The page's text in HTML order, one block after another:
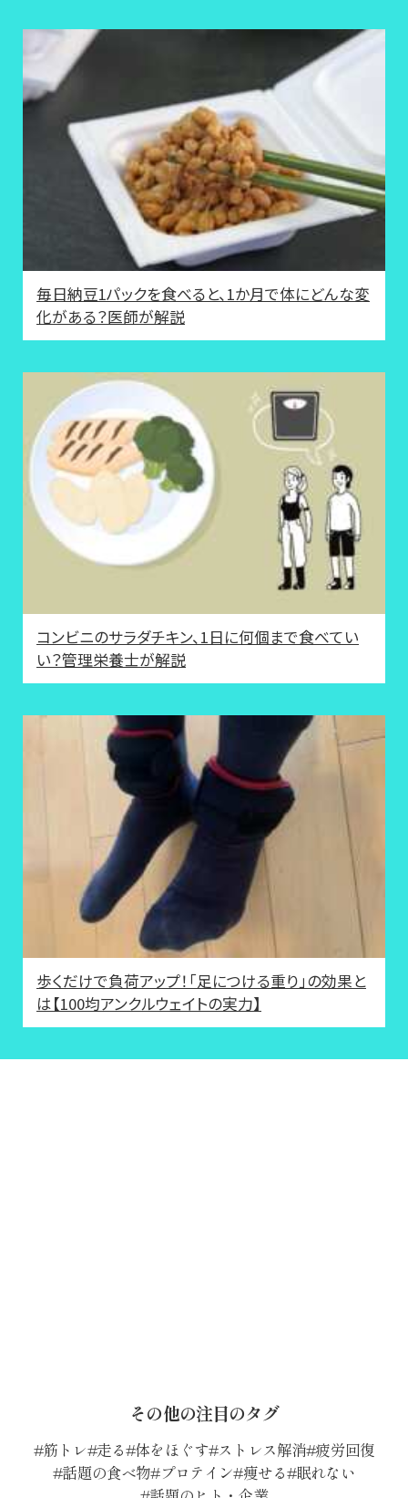
毎日納豆1パックを食べると、1か月で体にどんな変
化がある？医師が解説
コンビニのサラダチキン、1日に何個まで食べてい
い？管理栄養士が解説
歩くだけで負荷アップ！「足につける重り」の効果と
は【100均アンクルウェイトの実力】
その他の注目のタグ
筋トレ 走る 体をほぐす ストレス解消 疲労回復
話題の食べ物 プロテイン 痩せる 眠れない